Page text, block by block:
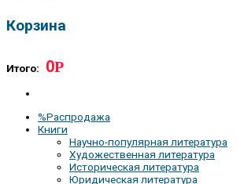
Корзина
Итого: 0Р
%Распродажа
Книги
Научно-популярная литература
Художественная литература
Историческая литература
Юридическая литература